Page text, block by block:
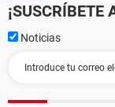
¡SUSCRÍBETE
Noticias